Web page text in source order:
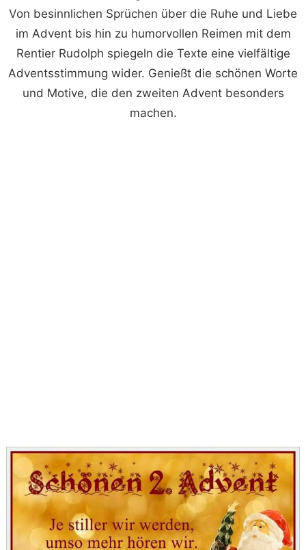
Von besinnlichen Sprüchen über die Ruhe und Liebe
im Advent bis hin zu humorvollen Reimen mit dem
Rentier Rudolph spiegeln die Texte eine vielfältige
Adventsstimmung wider. Genießt die schönen Worte
und Motive, die den zweiten Advent besonders
machen.